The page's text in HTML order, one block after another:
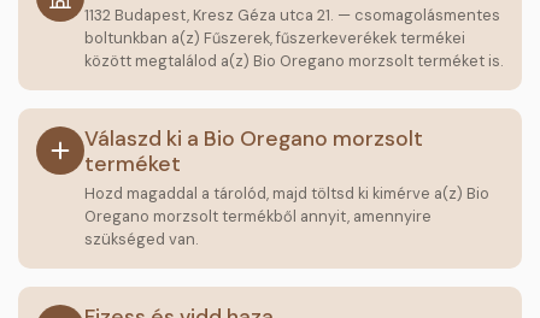
1132 Budapest, Kresz Géza utca 21. — csomagolásmentes
boltunkban a(z) Fűszerek, fűszerkeverékek termékei
között megtalálod a(z) Bio Oregano morzsolt terméket is.
Válaszd ki a Bio Oregano morzsolt
terméket
Hozd magaddal a tárolód, majd töltsd ki kimérve a(z) Bio
Oregano morzsolt termékből annyit, amennyire
szükséged van.